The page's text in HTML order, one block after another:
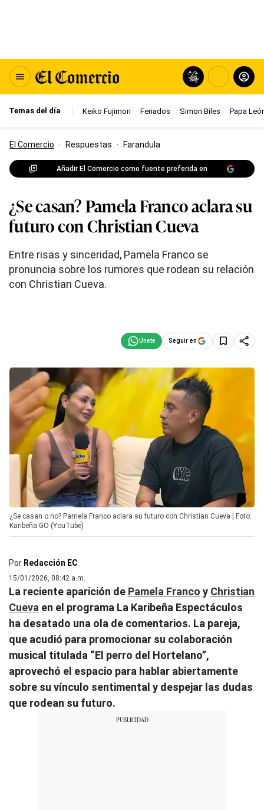
Temas del día Keiko Fujimori Feriados Simon Biles Papa
El Comercio · Respuestas · Farandula
Añadir El Comercio como fuente preferida en
¿Se casan? Pamela Franco aclara su
futuro con Christian Cueva
Entre risas y sinceridad, Pamela Franco se
pronuncia sobre los rumores que rodean su relación
con Christian Cueva.
Seguir en
¿Se casan o no? Pamela Franco aclara su futuro con Christian Cueva | Foto:
Karibeña GO (YouTube)
Por Redacción EC
15/01/2026, 08:42 a.m.
La reciente aparición de Pamela Franco y Christian
Cueva en el programa La Karibeña Espectáculos
ha desatado una ola de comentarios. La pareja,
que acudió para promocionar su colaboración
musical titulada “El perro del Hortelano”,
aprovechó el espacio para hablar abiertamente
sobre su vínculo sentimental y despejar las dudas
que rodean su futuro.